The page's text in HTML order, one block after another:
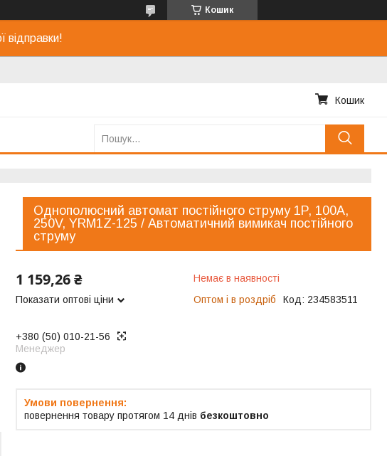
Кошик
відправки!
Кошик
Однополюсний автомат постійного струму 1P, 100A,
250V, YRM1Z-125 / Автоматичний вимикач постійного
струму
1 159,26 ₴
Показати оптові ціни
Немає в наявності
Оптом і в роздріб
Код: 234583511
+380 (50) 010-21-56
Менеджер
повернення товару протягом 14 днів безкоштовно